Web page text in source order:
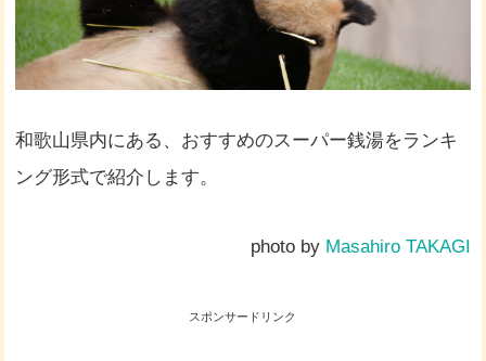
和歌山県内にある、おすすめのスーパー銭湯をランキ
ング形式で紹介します。
photo by Masahiro TAKAGI
スポンサードリンク